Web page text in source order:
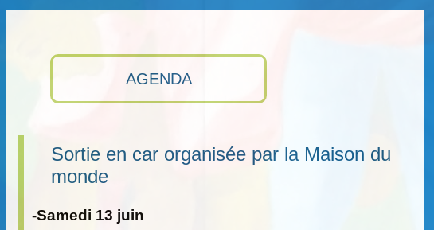
AGENDA
Sortie en car organisée par la Maison du
monde
-Samedi 13 juin